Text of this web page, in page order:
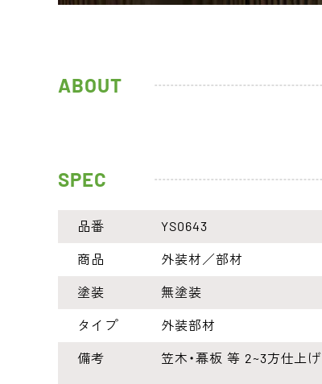
ABOUT
SPEC
品番 YS0643
商品 外装材／部材
塗装 無塗装
タイプ 外装部材
備考 笠木・幕板 等 2~3方仕上げ